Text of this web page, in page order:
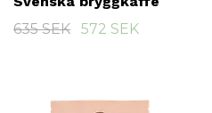
635 SEK
572 SEK